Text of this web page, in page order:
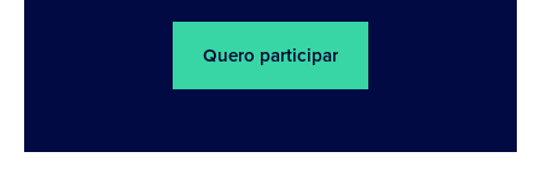
Quero participar